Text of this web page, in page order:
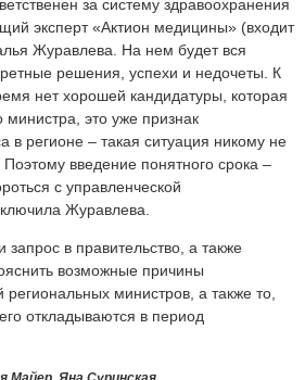
за систему здравоохранения
эксперт «Актион медицины» (входит
Журавлева. На нем будет вся
решения, успехи и недочеты. К
нет хорошей кандидатуры, которая
министра, это уже признак
в регионе – такая ситуация никому не
введение понятного срока –
с управленческой
Журавлева.
в правительство, а также
возможные причины
региональных министров, а также то,
откладываются в период